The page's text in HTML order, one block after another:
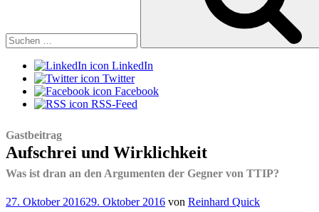
LinkedIn
Twitter
Facebook
RSS-Feed
Gastbeitrag
Aufschrei und Wirklichkeit
Was ist dran an den Argumenten der Gegner von TTIP?
Veröffentlicht
27. Oktober 201629. Oktober 2016 von Reinhard Quick